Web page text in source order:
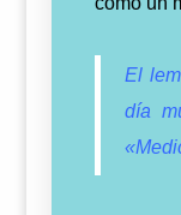
El
día